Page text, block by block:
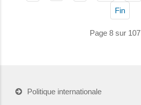
Fin
Page 8 sur 107
Politique internationale